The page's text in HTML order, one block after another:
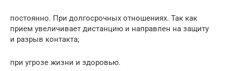
постоянно. При долгосрочных отношениях. Так как
прием увеличивает дистанцию и направлен на защиту
и разрыв контакта;
при угрозе жизни и здоровью.